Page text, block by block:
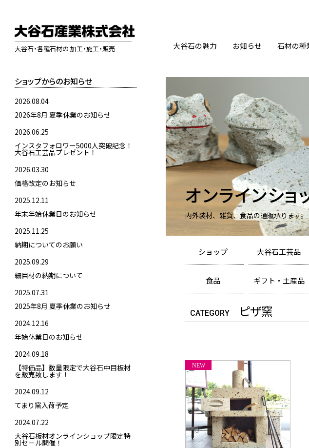
大谷石・各種石材の 加工・施工・販売 大谷石の魅力 お知らせ 石材の種
オンラインショ
内外装材、雑貨、食品の通販承ります。
ショップ 大谷石工芸品
表札
オブジェ
テーブル・ベンチ
食品 ギフト・土産品
CATEGORY ピザ窯
ショップからのお知らせ
2026.08.04
2026年8月 夏季休業のお知らせ
2026.06.25
インスタフォロワー5000人突破記念！
大谷石工芸品プレゼント！
2026.03.30
価格改定のお知らせ
2025.12.11
年末年始休業日のお知らせ
2025.11.25
納期についてのお願い
2025.09.29
細目材の納期について
2025.07.31
2025年8月 夏季休業のお知らせ
2024.12.16
年始休業日のお知らせ
2024.09.18
【特価品】数量限定で大谷石中目板材
を販売致します！
2024.09.12
てまり窯入荷予定
2024.07.22
大谷石板材オンラインショップ限定特
別セール開催！